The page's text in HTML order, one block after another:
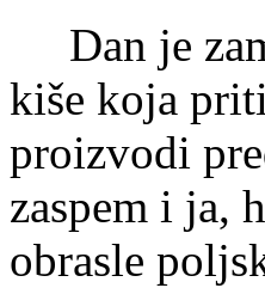
Dan je
kiše koja
proizvodi
zaspem i ja,
obrasle